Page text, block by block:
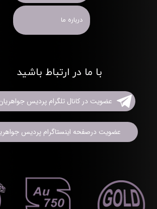
درباره ما
با ما در ارتباط باشید
عضویت در کانال تلگرام پردیس
عضویت درصفحه اینستاگرام پردیس